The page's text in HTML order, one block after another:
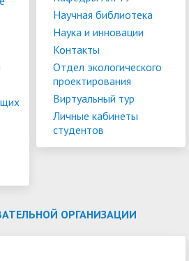
Научная библиотека
Наука и инновации
Контакты
Отдел экологического
проектирования
Виртуальный тур
Личные кабинеты
студентов
ОРГАНИЗАЦИИ